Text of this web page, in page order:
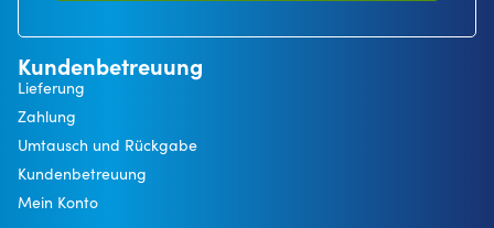
Kundenbetreuung
Lieferung
Zahlung
Umtausch und Rückgabe
Kundenbetreuung
Mein Konto